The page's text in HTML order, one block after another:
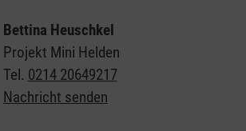
Ausbildung – denn helfen kann
die kindgerechte Ausbildung,welche
Bettina Heuschkel
Projekt Mini Helden
Tel. 0214 20649217
Nachricht senden